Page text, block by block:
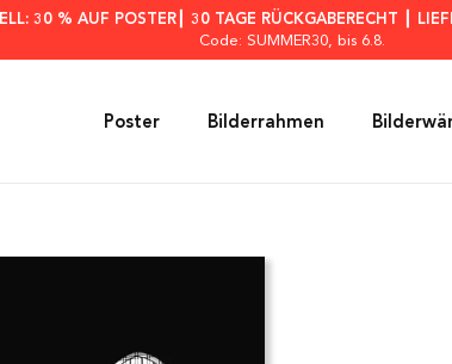
30 % AUF POSTER┃ 30 TAGE RÜCKGABERECHT ┃
Code: SUMMER30, bis 6.8.
Poster Bilderrahmen